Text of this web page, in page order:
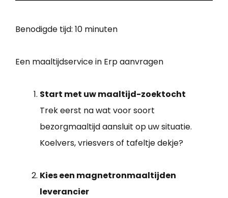
Benodigde tijd: 10 minuten
Een maaltijdservice in Erp aanvragen
Start met uw maaltijd-zoektocht
Trek eerst na wat voor soort
bezorgmaaltijd aansluit op uw situatie.
Koelvers, vriesvers of tafeltje dekje?
Kies een magnetronmaaltijden
leverancier